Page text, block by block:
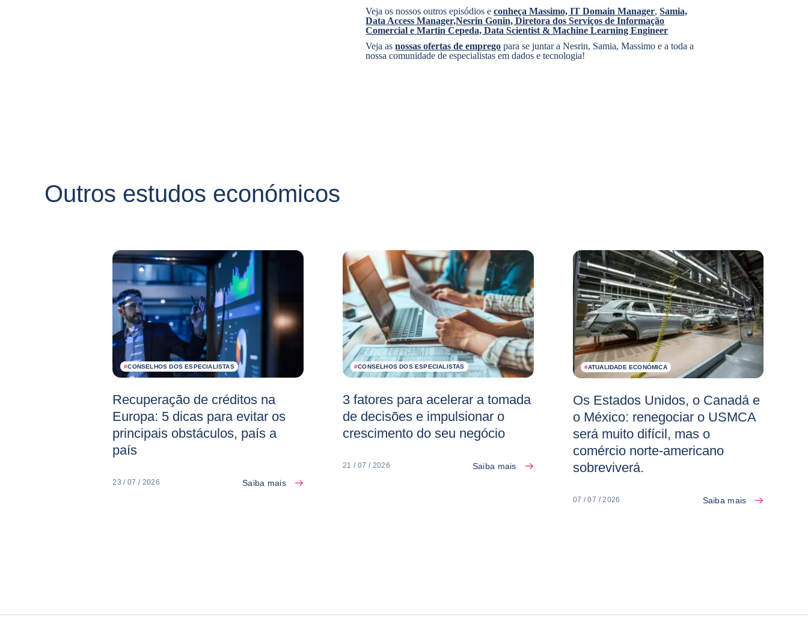
Veja os nossos outros episódios econheça Massimo, IT Domain Manager,Samia,
Data Access Manager,Nesrin Gonin, Diretora dos Serviços de Informação
Comercial eMartin Cepeda, Data Scientist & Machine Learning Engineer
Veja asnossas ofertas de emprego para se juntar a Nesrin, Samia, Massimo e a toda a
nossa comunidade de especialistas em dados e tecnologia!
Outros estudos económicos
#CONSELHOS DOS ESPECIALISTAS
Recuperação de créditos na
Europa: 5 dicas para evitar os
principais obstáculos, país a
país
23 / 07 / 2026 Saiba mais
#CONSELHOS DOS ESPECIALISTAS
3 fatores para acelerar a tomada
de decisões e impulsionar o
crescimento do seu negócio
21 / 07 / 2026 Saiba mais
#ATUALIDADE ECONÓMICA
Os Estados Unidos, o Canadá e
o México: renegociar o USMCA
será muito difícil, mas o
comércio norte-americano
sobreviverá.
07 / 07 / 2026 Saiba mais